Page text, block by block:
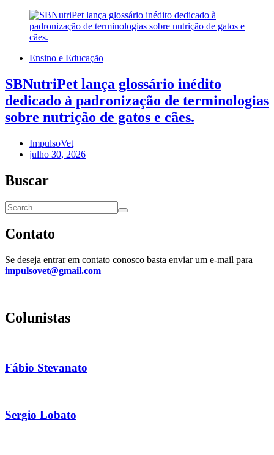
Ensino e Educação
SBNutriPet lança glossário inédito
dedicado à padronização de terminologias
sobre nutrição de gatos e cães.
ImpulsoVet
julho 30, 2026
Buscar
Contato
Se deseja entrar em contato conosco basta enviar um e-mail para
impulsovet@gmail.com
Colunistas
Fábio Stevanato
Sergio Lobato